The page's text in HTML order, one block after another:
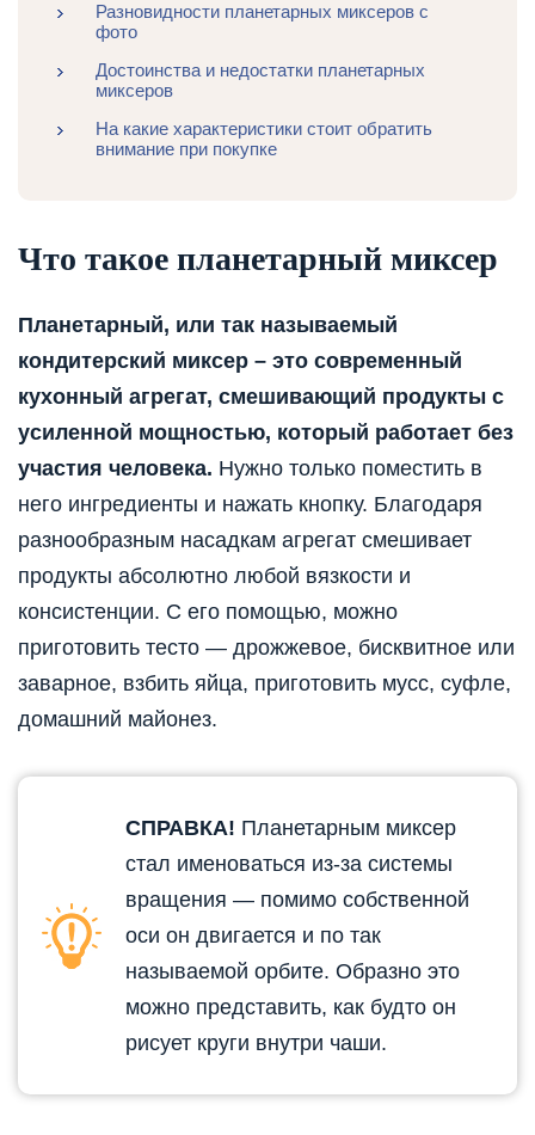
Разновидности планетарных миксеров с
фото
Достоинства и недостатки планетарных
миксеров
На какие характеристики стоит обратить
внимание при покупке
Что такое планетарный миксер
Планетарный, или так называемый
кондитерский миксер – это современный
кухонный агрегат, смешивающий продукты с
усиленной мощностью, который работает без
участия человека. Нужно только поместить в
него ингредиенты и нажать кнопку. Благодаря
разнообразным насадкам агрегат смешивает
продукты абсолютно любой вязкости и
консистенции. С его помощью, можно
приготовить тесто — дрожжевое, бисквитное или
заварное, взбить яйца, приготовить мусс, суфле,
домашний майонез.
СПРАВКА! Планетарным миксер
стал именоваться из-за системы
вращения — помимо собственной
оси он двигается и по так
называемой орбите. Образно это
можно представить, как будто он
рисует круги внутри чаши.